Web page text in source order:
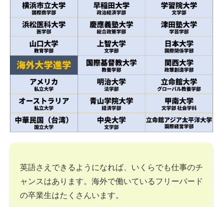
英語さえできるようになれば、いくらでも仕事のチ
ャンスはあります。海外で働いているフリーバード
の卒業生はたくさんいます。